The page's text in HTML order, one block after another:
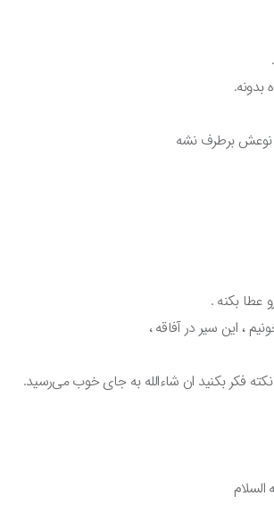
بدونه.
و نوعش برطرف نشه
عطا بکنه .
، این سیر در آفاقه ،
فکر بکنید ان شاءالله به جای خوب می‌رسید.